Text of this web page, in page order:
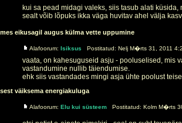
kui sa pead midagi valeks, siis tasub alati küsida,
sealt võib lõpuks ikka väga huvitav ahel välja
eikusagil augus külma vette uppumine
Alafoorum: Isiksus Postitatud: Nelj M�rts 31, 2011
vaata, on kahesuguseid asju - pooluselised, mis
vastandumine nullib täiendumise.
ehk siis vastandades mingi asja ühte poolust
väiksema energiakuluga
Alafoorum: Elu kui süsteem Postitatud: Kolm M�rts